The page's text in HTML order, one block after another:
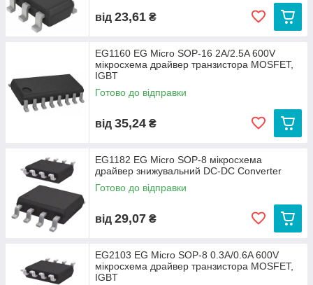
від 23,61 ₴
EG1160 EG Micro SOP-16 2A/2.5A 600V
мікросхема драйвер транзистора MOSFET,
IGBT
Готово до відправки
від 35,24 ₴
EG1182 EG Micro SOP-8 мікросхема
драйвер знижувальний DC-DC Converter
Готово до відправки
від 29,07 ₴
EG2103 EG Micro SOP-8 0.3A/0.6A 600V
мікросхема драйвер транзистора MOSFET,
IGBT